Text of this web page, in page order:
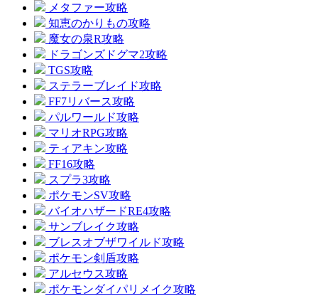
メタファー攻略
知恵のかりもの攻略
魔女の泉R攻略
ドラゴンズドグマ2攻略
TGS攻略
ステラーブレイド攻略
FF7リバース攻略
パルワールド攻略
マリオRPG攻略
ティアキン攻略
FF16攻略
スプラ3攻略
ポケモンSV攻略
バイオハザードRE4攻略
サンブレイク攻略
ブレスオブザワイルド攻略
ポケモン剣盾攻略
アルセウス攻略
ポケモンダイパリメイク攻略